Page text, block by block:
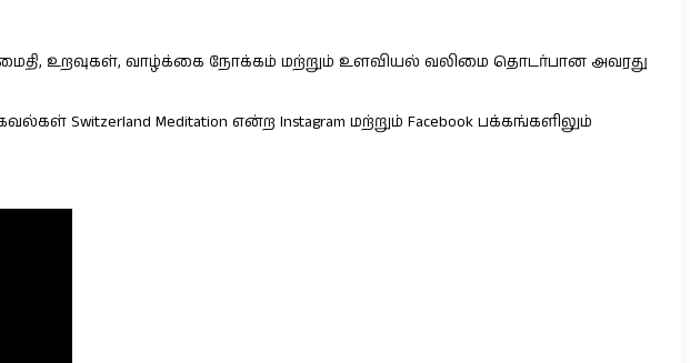
உறவுகள், வாழ்க்கை நோக்கம் மற்றும் உளவியல் வலிமை தொடர்பான அவரது
Meditation என்ற Instagram மற்றும் Facebook பக்கங்களிலும்